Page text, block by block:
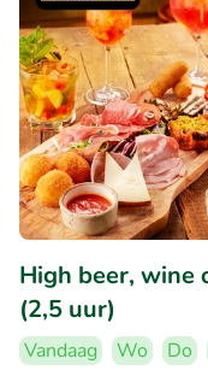
High beer, wine
(2,5 uur)
Vandaag Wo Do